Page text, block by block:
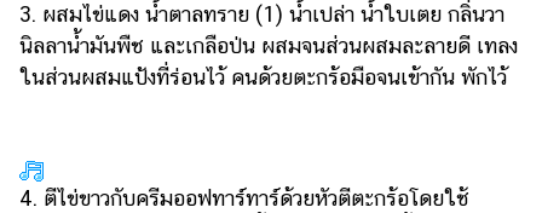
3. ผสมไข่แดง น้ำตาลทราย (1) น้ำเปล่า น้ำใบเตย กลิ่นวา
นิลลาน้ำมันพืช และเกลือป่น ผสมจนส่วนผสมละลายดี เทลง
ในส่วนผสมแป้งที่ร่อนไว้ คนด้วยตะกร้อมือจนเข้ากัน พักไว้
4. ตีไข่ขาวกับครีมออฟทาร์ทาร์ด้วยหัวตีตะกร้อโดยใช้